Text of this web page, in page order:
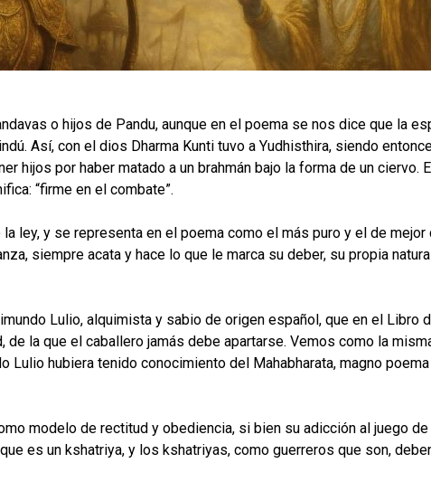
o hijos de Pandu, aunque en el poema se nos dice que la
Así, con el dios Dharma Kunti tuvo a Yudhisthira, siendo
hijos por haber matado a un brahmán bajo la forma de un
“firme en el combate”.
ley, y se representa en el poema como el más puro y el de
siempre acata y hace lo que le marca su deber, su propia
Lulio, alquimista y sabio de origen español, que en el Libro
la que el caballero jamás debe apartarse. Vemos como la
Lulio hubiera tenido conocimiento del Mahabharata, magno
modelo de rectitud y obediencia, si bien su adicción al juego
es un kshatriya, y los kshatriyas, como guerreros que son,